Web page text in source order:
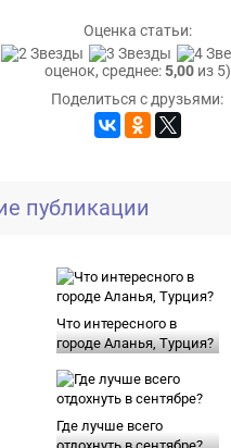
Оценка статьи:
оценок, среднее:5,00из 5)
Поделиться с друзьями:
публикации
Что интересного в
городе Аланья, Турция?
Где лучше всего